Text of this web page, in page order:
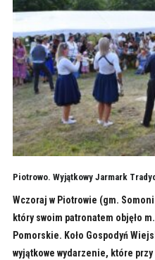
Piotrowo. Wyjątkowy Jarmark
Wczoraj w Piotrowie (gm.
który swoim patronatem objęło
Pomorskie. Koło Gospodyń
wyjątkowe wydarzenie, które